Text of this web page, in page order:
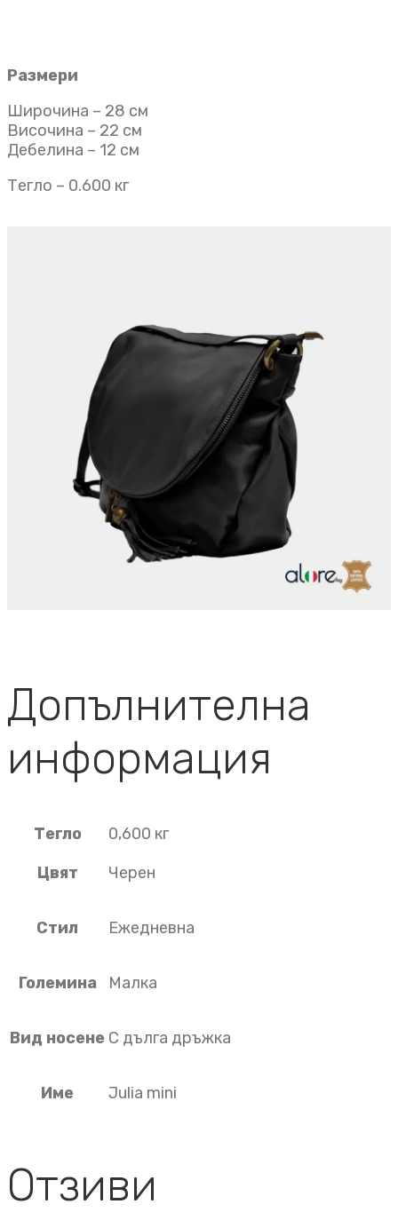
Размери
Широчина – 28 см
Височина – 22 см
Дебелина – 12 см
Тегло – 0.600 кг
Допълнителна
информация
Тегло
0,600 кг
Цвят
Черен
Стил Ежедневна
Големина Малка
Вид носене С дълга дръжка
Име Julia mini
Отзиви